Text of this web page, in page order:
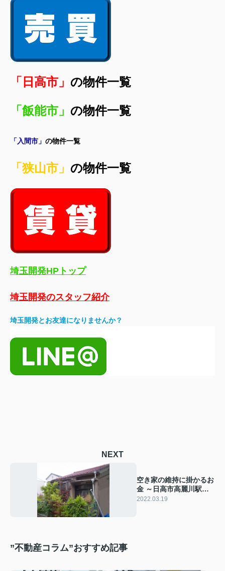
「日高市」 の物件一覧
「飯能市」 の物件一覧
「入間市」 の物件一覧
「狭山市」 の物件一覧
埼玉開発HPトップ
埼玉開発のスタッフ紹介
埼玉開発とお友達になりませんか？
NEXT
空き家の維持に掛かるお
金 ～日高市高麗川駅前
不動産コラム～
2022.03.19
”不動産コラム”おすすめ記事